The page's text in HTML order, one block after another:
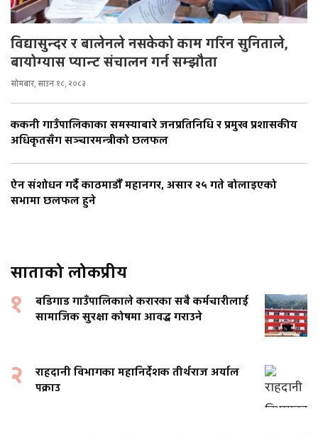
विद्यासुन्दर र बालेनले नसकेको काम गरिन सुनिताले,
बायोग्यास प्यान्ट संचालन गर्न सम्झौता
सोमबार, साउन १८, २०८३
ककनी गाउँपालिकाका समस्याबारे जनप्रतिनिधि र प्रमुख प्रशासकीय
अधिकृतसँग सञ्चारमन्त्रीको छलफल
ऐन संशोधन गर्दै काठमाडौँ महानगर, असार २५ गते बोलाइएको
सभामा छलफल हुने
साताको लोकप्रीय
१
बडिगाड गाउँपालिकाले करारका सबै कर्मचारीलाई
सामाजिक सुरक्षा कोषमा आवद्ध गराउने
२
राहदानी विभागका महानिर्देशक तीर्थराज अर्याल
पक्राउ